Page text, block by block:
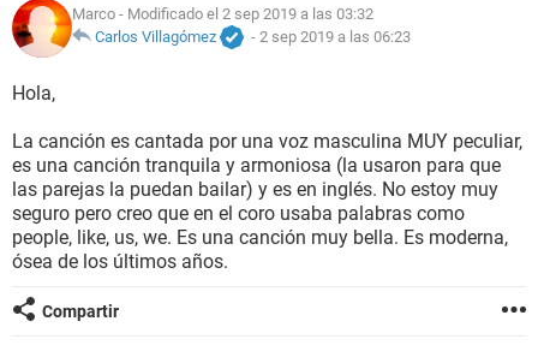
Marco - Modificado el 2 sep 2019 a las 03:32
Carlos Villagómez
- 2 sep 2019 a las 06:23
Hola,
La canción es cantada por una voz masculina MUY peculiar,
es una canción tranquila y armoniosa (la usaron para que
las parejas la puedan bailar) y es en inglés. No estoy muy
seguro pero creo que en el coro usaba palabras como
people, like, us, we. Es una canción muy bella. Es moderna,
ósea de los últimos años.
Compartir